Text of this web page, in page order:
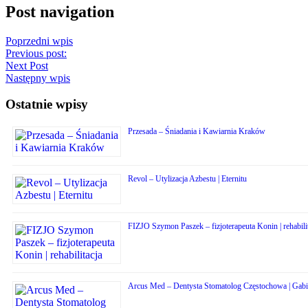
Post navigation
Poprzedni wpis
Previous post:
Next Post
Następny wpis
Ostatnie wpisy
Przesada – Śniadania i Kawiarnia Kraków
Revol – Utylizacja Azbestu | Eternitu
FIZJO Szymon Paszek – fizjoterapeuta Konin |
Arcus Med – Dentysta Stomatolog Częstochowa |